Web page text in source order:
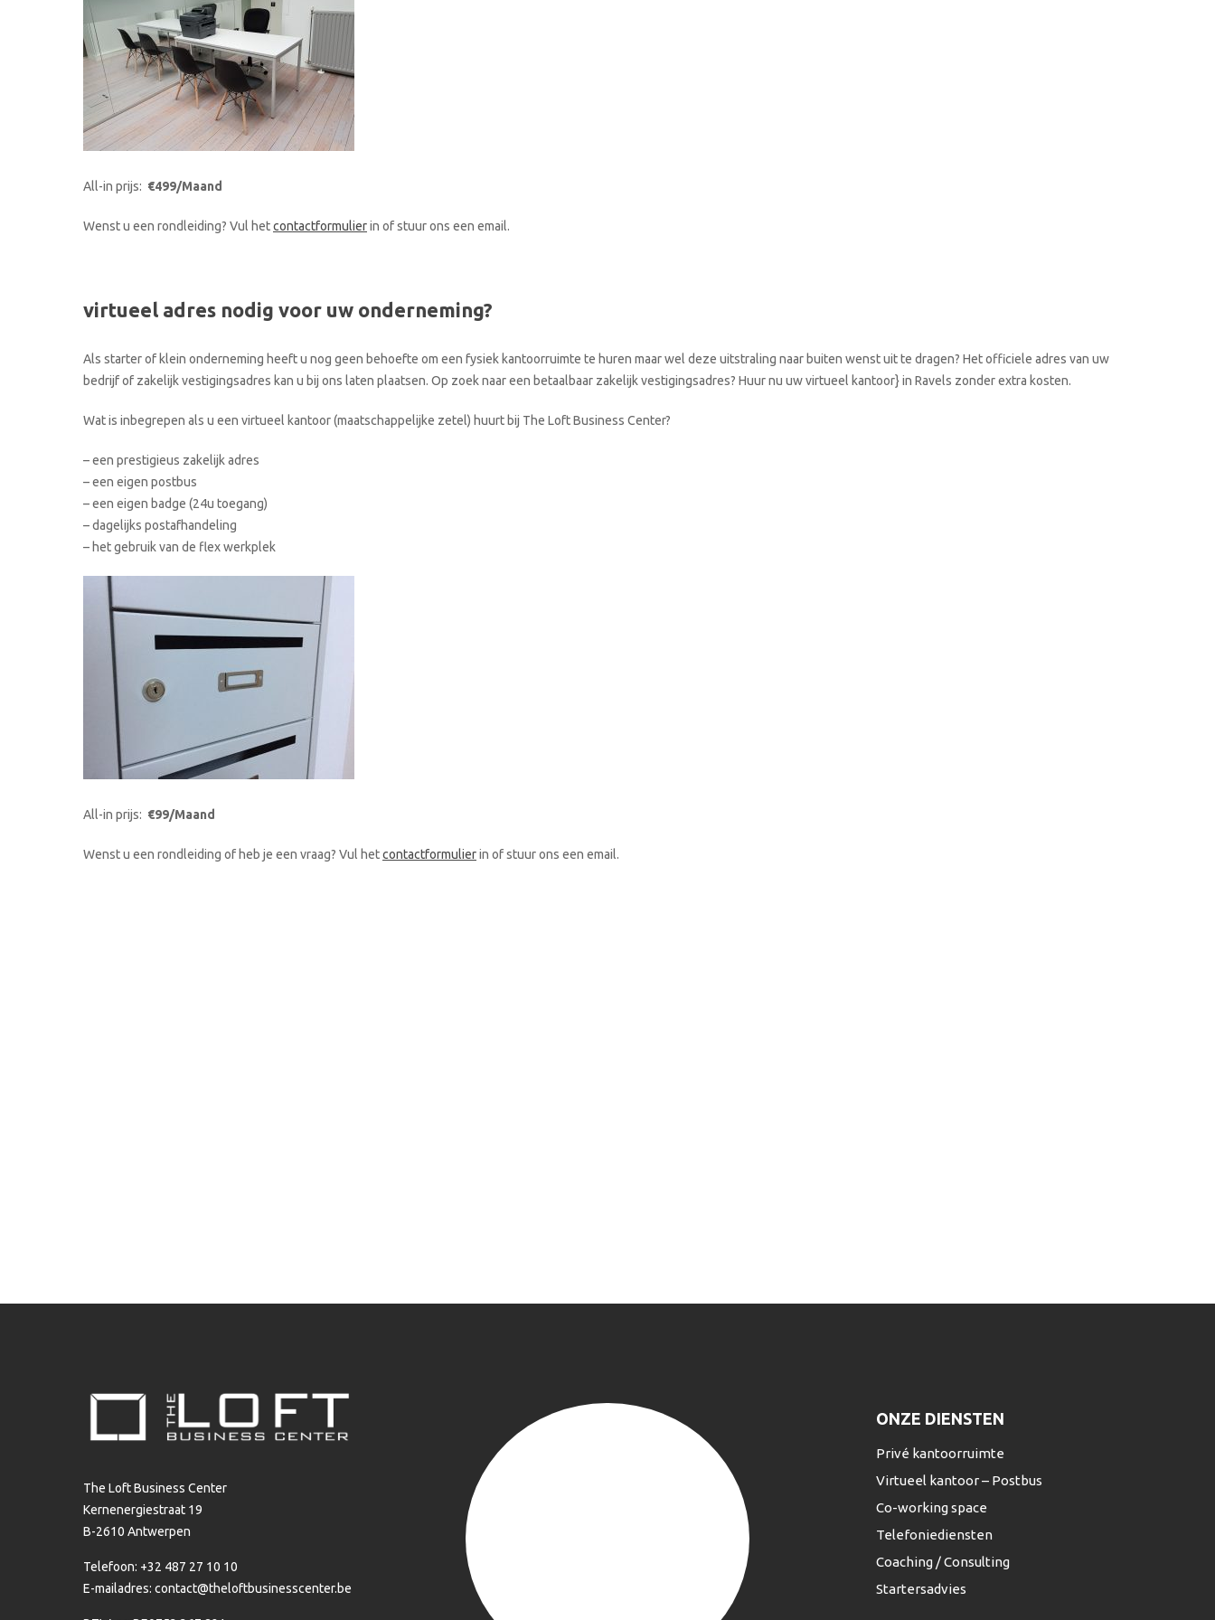
All-in prijs: €499/Maand
Wenst u een rondleiding? Vul hetcontactformulierin of stuur ons een email.
virtueel adres nodig voor uw onderneming?
Als starter of klein onderneming heeft u nog geen behoefte om een fysiek kantoorruimte te huren maar wel deze uitstraling naar buiten wenst uit te dragen? Het officiele adres van uw
bedrijf of zakelijk vestigingsadres kan u bij ons laten plaatsen. Op zoek naar een betaalbaar zakelijk vestigingsadres? Huur nu uw virtueel kantoor} in Ravels zonder extra kosten.
Wat is inbegrepen als u een virtueel kantoor (maatschappelijke zetel) huurt bij The Loft Business Center?
– een prestigieus zakelijk adres
– een eigen postbus
– een eigen badge (24u toegang)
– dagelijks postafhandeling
– het gebruik van de flex werkplek
All-in prijs: €99/Maand
Wenst u een rondleiding of heb je een vraag? Vul hetcontactformulierin of stuur ons een email.
The Loft Business Center
Kernenergiestraat 19
B-2610 Antwerpen
Telefoon: +32 487 27 10 10
E-mailadres: contact@theloftbusinesscenter.be
ONZE DIENSTEN
Privé kantoorruimte
Virtueel kantoor – Postbus
Co-working space
Telefoniediensten
Coaching / Consulting
Startersadvies